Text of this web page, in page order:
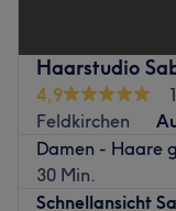
Haarstudio
4,9
Feldkirchen
Damen - Haare
30 Min.
Schnellansicht